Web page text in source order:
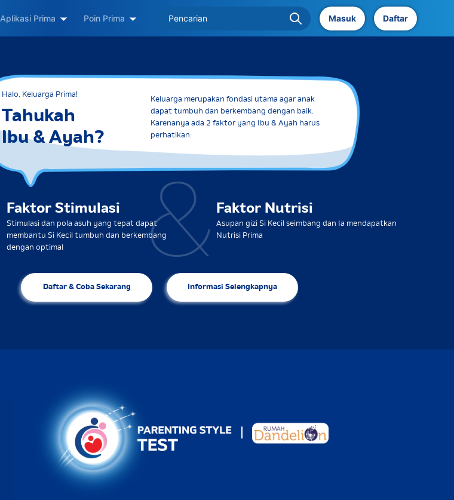
Aplikasi Prima Poin Prima Masuk Daftar
Halo, Keluarga Prima!
Tahukah
Ibu & Ayah?
Keluarga merupakan fondasi utama agar anak
dapat tumbuh dan berkembang dengan baik.
Karenanya ada 2 faktor yang Ibu & Ayah harus
perhatikan:
Faktor Stimulasi
Stimulasi dan pola asuh yang tepat dapat
membantu Si Kecil tumbuh dan berkembang
dengan optimal
Faktor Nutrisi
Asupan gizi Si Kecil seimbang dan Ia mendapatkan
Nutrisi Prima
Daftar & Coba Sekarang Informasi Selengkapnya